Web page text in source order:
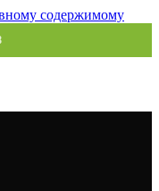
содержимому